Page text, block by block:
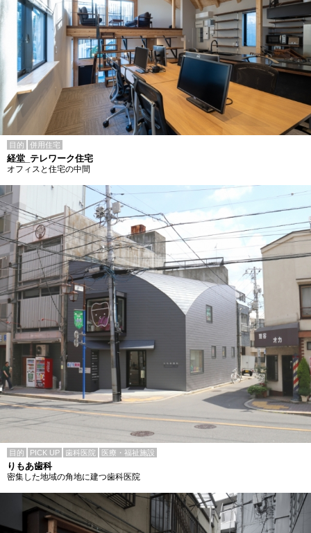
目的 併用住宅
経堂_テレワーク住宅
オフィスと住宅の中間
目的 PICK UP 歯科医院 医療・福祉施設
りもあ歯科
密集した地域の角地に建つ歯科医院